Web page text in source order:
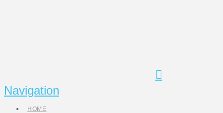
Navigation
HOME